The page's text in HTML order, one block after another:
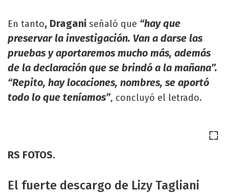
En tanto, Dragani señaló que “hay que
preservar la investigación. Van a darse las
pruebas y aportaremos mucho más, además
de la declaración que se brindó a la mañana”.
“Repito, hay locaciones, nombres, se aportó
todo lo que teníamos”, concluyó el letrado.
RS FOTOS.
El fuerte descargo de Lizy Tagliani